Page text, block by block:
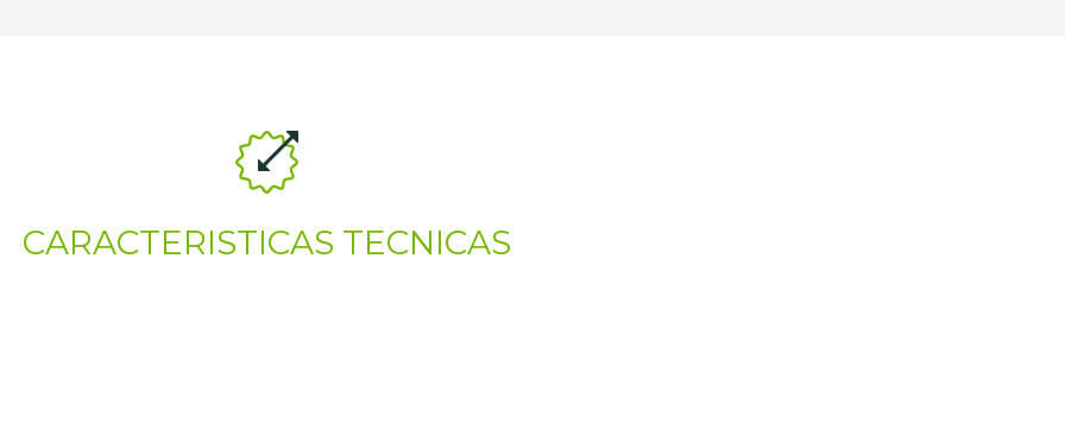
CARACTERISTICAS TECNICAS